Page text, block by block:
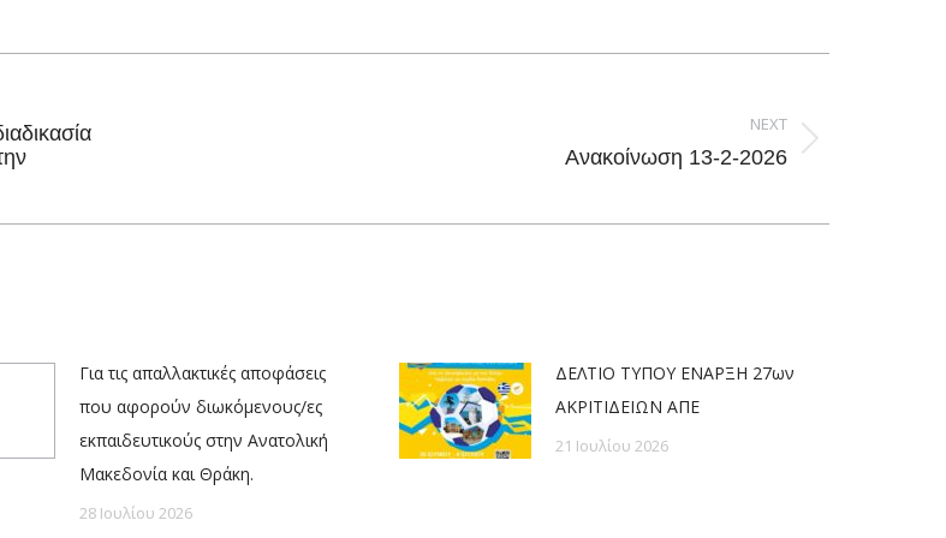
Facebook
X
PinterestLinkedIn
NEXT
Ανακοίνωση 13-2-2026
Για τις απαλλακτικές αποφάσεις
που αφορούν διωκόμενους/ες
εκπαιδευτικούς στην Ανατολική
Μακεδονία και Θράκη.
28 Ιουλίου 2026
ΔΕΛΤΙΟ ΤΥΠΟΥ ΕΝΑΡΞΗ 27ων
ΑΚΡΙΤΙΔΕΙΩΝ ΑΠΕ
21 Ιουλίου 2026